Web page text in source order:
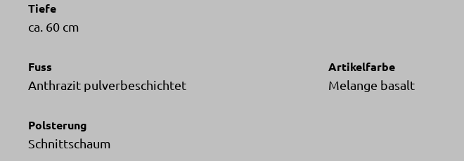
Tiefe
ca. 60 cm
Fuss
Anthrazit pulverbeschichtet
Artikelfarbe
Melange basalt
Polsterung
Schnittschaum